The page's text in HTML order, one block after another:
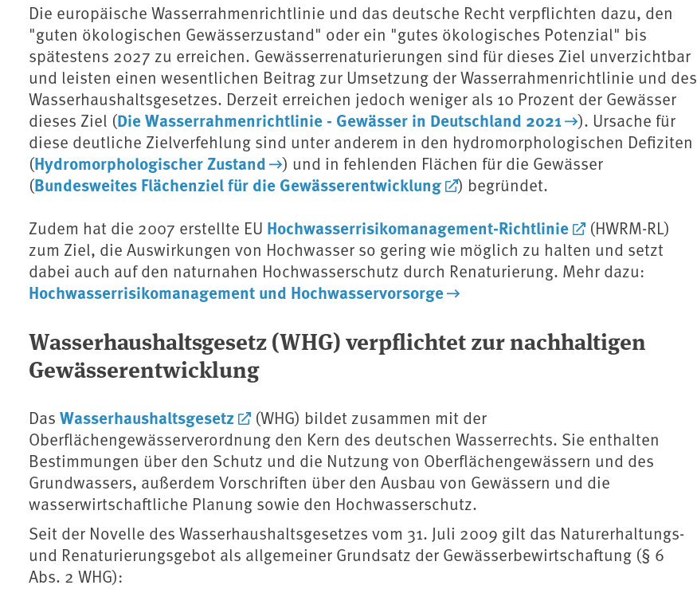
Die europäische Wasserrahmenrichtlinie und das deutsche Recht verpflichten dazu, den
"guten ökologischen Gewässerzustand" oder ein "gutes ökologisches Potenzial" bis
spätestens 2027 zu erreichen. Gewässerrenaturierungen sind für dieses Ziel unverzichtbar
und leisten einen wesentlichen Beitrag zur Umsetzung der Wasserrahmenrichtlinie und des
Wasserhaushaltsgesetzes. Derzeit erreichen jedoch weniger als 10 Prozent der Gewässer
dieses Ziel (Die Wasserrahmenrichtlinie - Gewässer in Deutschland 2021
). Ursache für
diese deutliche Zielverfehlung sind unter anderem in den hydromorphologischen Defiziten
(Hydromorphologischer Zustand
) und in fehlenden Flächen für die Gewässer
(Bundesweites Flächenziel für die Gewässerentwicklung
) begründet.
Zudem hat die 2007 erstellte EU Hochwasserrisikomanagement-Richtlinie
(HWRM-RL)
zum Ziel, die Auswirkungen von Hochwasser so gering wie möglich zu halten und setzt
dabei auch auf den naturnahen Hochwasserschutz durch Renaturierung. Mehr dazu:
Hochwasserrisikomanagement und Hochwasservorsorge
Wasserhaushaltsgesetz (WHG) verpflichtet zur nachhaltigen
Gewässerentwicklung
Das Wasserhaushaltsgesetz
(WHG) bildet zusammen mit der
Oberflächengewässerverordnung den Kern des deutschen Wasserrechts. Sie enthalten
Bestimmungen über den Schutz und die Nutzung von Oberflächengewässern und des
Grundwassers, außerdem Vorschriften über den Ausbau von Gewässern und die
wasserwirtschaftliche Planung sowie den Hochwasserschutz.
Seit der Novelle des Wasserhaushaltsgesetzes vom 31. Juli 2009 gilt das Naturerhaltungs-
und Renaturierungsgebot als allgemeiner Grundsatz der Gewässerbewirtschaftung (§ 6
Abs. 2 WHG):